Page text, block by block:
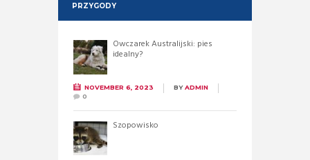
PRZYGODY
Owczarek Australijski: pies
idealny?
NOVEMBER 6, 2023 BYADMIN
0
Szopowisko